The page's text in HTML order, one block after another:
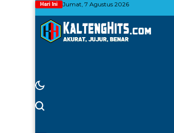
Hari Ini Jumat, 7 Agustus 2026